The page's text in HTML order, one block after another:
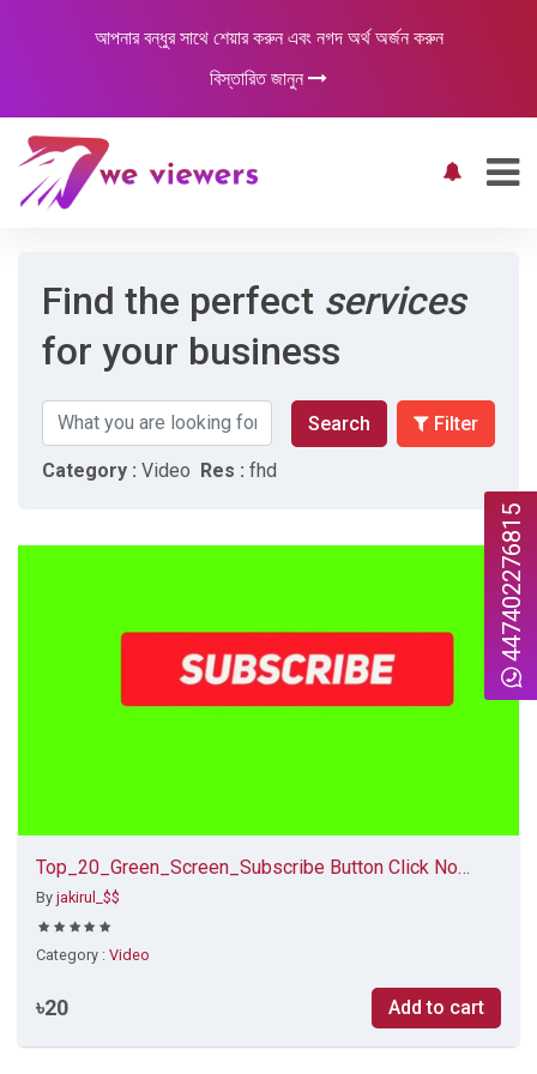
আপনার বন্ধুর সাথে শেয়ার করুন এবং নগদ অর্থ অর্জন করুন
বিস্তারিত জানুন
Find the perfect services
for your business
Search Filter
Category : Video Res : fhd
Top_20_Green_Screen_Subscribe Button Click No
Copyright
By jakirul_$$
Category : Video
৳20 Add to cart
447402276815